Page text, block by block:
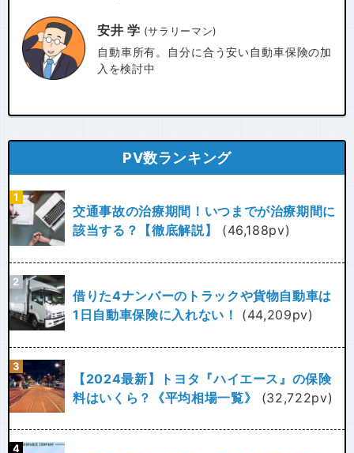
安井 学 (サラリーマン)
自動車所有。自分に合う安い自動車保険の加
入を検討中
PV数ランキング
交通事故の治療期間！いつまでが治療期間に
該当する？【徹底解説】
(46,188pv)
借りた4ナンバーのトラックや貨物自動車は
1日自動車保険に入れない！
(44,209pv)
【2024最新】トヨタ『ハイエース』の保険
料はいくら？《平均相場一覧》
(32,722pv)